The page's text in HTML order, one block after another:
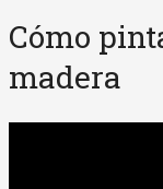
Cómo
madera